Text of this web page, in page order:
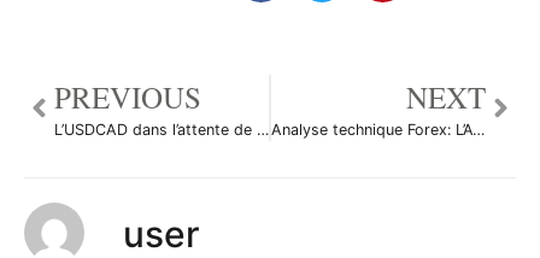
PREVIOUS
L’USDCAD dans l’attente de la publication des stocks de pétrole brut
NEXT
Analyse technique Forex: L’ATR
user